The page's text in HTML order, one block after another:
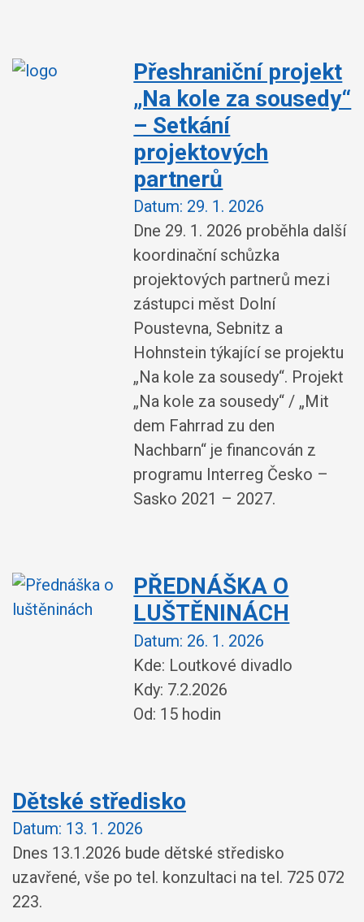
Přeshraniční projekt
„Na kole za sousedy“
– Setkání
projektových
partnerů
Datum: 29. 1. 2026
Dne 29. 1. 2026 proběhla další
koordinační schůzka
projektových partnerů mezi
zástupci měst Dolní
Poustevna, Sebnitz a
Hohnstein týkající se projektu
„Na kole za sousedy“. Projekt
„Na kole za sousedy“ / „Mit
dem Fahrrad zu den
Nachbarn“ je financován z
programu Interreg Česko –
Sasko 2021 – 2027.
PŘEDNÁŠKA O
LUŠTĚNINÁCH
Datum: 26. 1. 2026
Kde: Loutkové divadlo
Kdy: 7.2.2026
Od: 15 hodin
Dětské středisko
Datum: 13. 1. 2026
Dnes 13.1.2026 bude dětské středisko
uzavřené, vše po tel. konzultaci na tel. 725 072
223.